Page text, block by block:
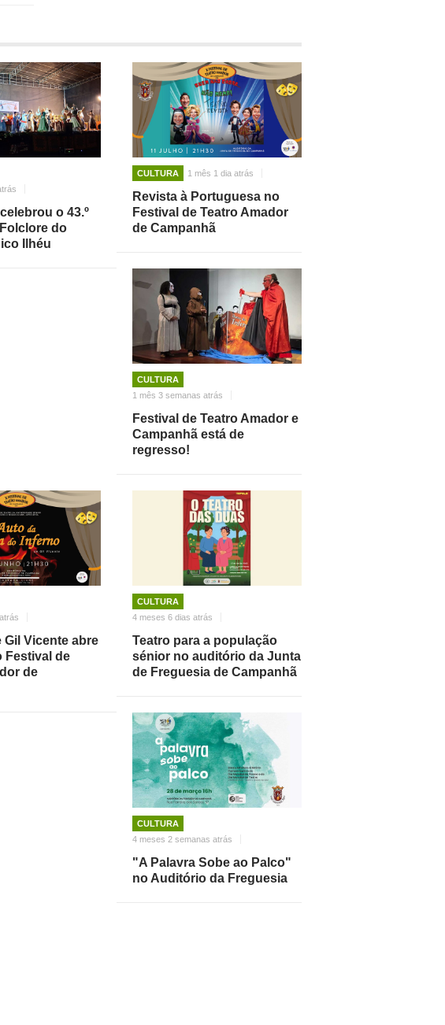
o 43.º
do
Ilhéu
CULTURA 1 mês 1 dia atrás
Revista à Portuguesa no
Festival de Teatro Amador
de Campanhã
CULTURA
1 mês 3 semanas atrás
Festival de Teatro Amador e
Campanhã está de
regresso!
Gil Vicente abre
Festival de
de
CULTURA
4 meses 6 dias atrás
Teatro para a população
sénior no auditório da Junta
de Freguesia de Campanhã
CULTURA
4 meses 2 semanas atrás
"A Palavra Sobe ao Palco"
no Auditório da Freguesia